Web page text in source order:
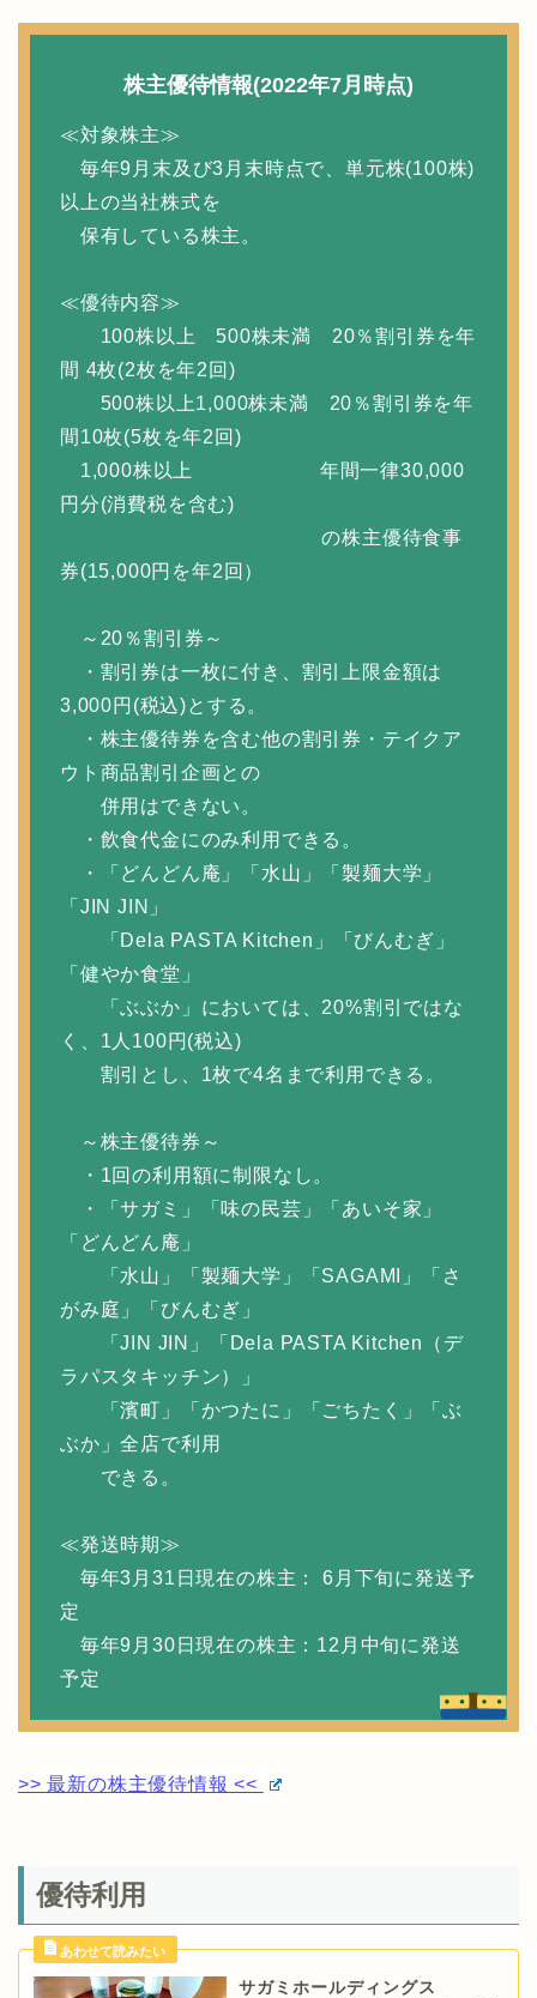
株主優待情報(2022年7月時点)
≪対象株主≫
毎年9月末及び3月末時点で、単元株(100株)
以上の当社株式を
保有している株主。
≪優待内容≫
100株以上 500株未満 20％割引券を年
間 4枚(2枚を年2回)
500株以上1,000株未満 20％割引券を年
間10枚(5枚を年2回)
1,000株以上 年間一律30,000
円分(消費税を含む)
の株主優待食事
券(15,000円を年2回）
～20％割引券～
・割引券は一枚に付き、割引上限金額は
3,000円(税込)とする。
・株主優待券を含む他の割引券・テイクア
ウト商品割引企画との
併用はできない。
・飲食代金にのみ利用できる。
・「どんどん庵」「水山」「製麺大学」
「JIN JIN」
「Dela PASTA Kitchen」「びんむぎ」
「健やか食堂」
「ぶぶか」においては、20%割引ではな
く、1人100円(税込)
割引とし、1枚で4名まで利用できる。
～株主優待券～
・1回の利用額に制限なし。
・「サガミ」「味の民芸」「あいそ家」
「どんどん庵」
「水山」「製麺大学」「SAGAMI」「さ
がみ庭」「びんむぎ」
「JIN JIN」「Dela PASTA Kitchen（デ
ラパスタキッチン）」
「濱町」「かつたに」「ごちたく」「ぶ
ぶか」全店で利用
できる。
≪発送時期≫
毎年3月31日現在の株主： 6月下旬に発送予
定
毎年9月30日現在の株主：12月中旬に発送
予定
>> 最新の株主優待情報 <<
優待利用
サガミホールディングス